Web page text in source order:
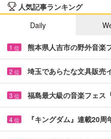
人気記事ランキング
Daily
1 位 熊本県人吉市の野外音
2 位 埼玉であらたな文具販
3 位 福島最大級の音楽フェ
4 位 『キングダム』連載20